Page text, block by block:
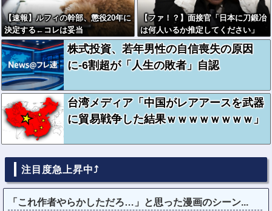
【速報】ルフィの幹部、懲役20年に
決定する←コレは妥当
か？？？？？？？
【ファ！？】面接官「日本に刀鍛冶
は何人いるか推定してください」
俺「188人です」 面接官「どうい
う風に考えましたか？」 俺「知っ
てました」→この後『こう』なった
い！！！！！
株式投資、若年男性の自信喪失の原因
に-6割超が「人生の敗者」自認
台湾メディア「中国がレアアースを武器
に貿易戦争した結果ｗｗｗｗｗｗｗｗ」
注目度急上昇中⤴
「これ作者やらかしただろ…」と思った漫画のシーン...